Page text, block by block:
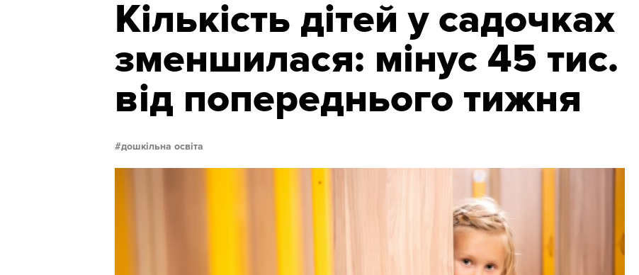
Кількість дітей у садочках
зменшилася: мінус 45 тис.
від попереднього тижня
дошкільна освіта